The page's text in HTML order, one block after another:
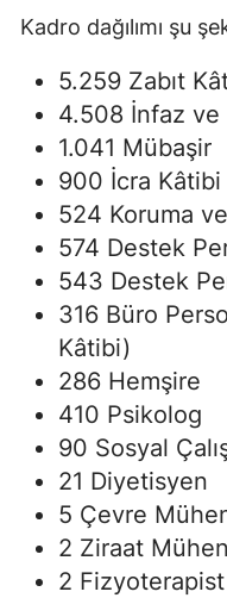
Kadro dağılımı şu
5.259 Zabıt
4.508 İnfaz ve
1.041 Mübaşir
900 İcra Kâtibi
524 Koruma
574 Destek
543 Destek
316 Büro
Kâtibi)
286 Hemşire
410 Psikolog
90 Sosyal
21 Diyetisyen
5 Çevre
2 Ziraat
2 Fizyoterapist